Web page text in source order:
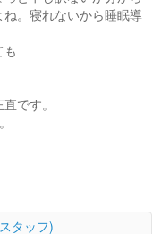
。寝れないから睡眠導
です。
タッフ)